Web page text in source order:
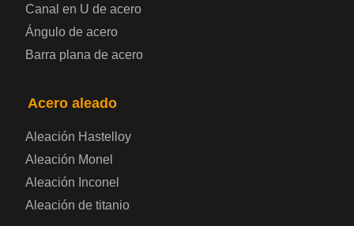
Placa de acero laminado en frío
Placa de acero eléctrica
Placa de acero para cilindros de gas
Canal en U de acero
Ángulo de acero
Barra plana de acero
Acero aleado
Aleación Hastelloy
Aleación Monel
Aleación Inconel
Aleación de titanio